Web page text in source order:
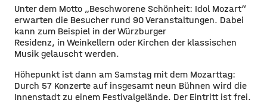
Unter dem Motto „Beschworene Schönheit: Idol Mozart“
erwarten die Besucher rund 90 Veranstaltungen. Dabei
kann zum Beispiel in der Würzburger
Residenz, in Weinkellern oder Kirchen der klassischen
Musik gelauscht werden.
Höhepunkt ist dann am Samstag mit dem Mozarttag:
Durch 57 Konzerte auf insgesamt neun Bühnen wird die
Innenstadt zu einem Festivalgelände. Der Eintritt ist frei.